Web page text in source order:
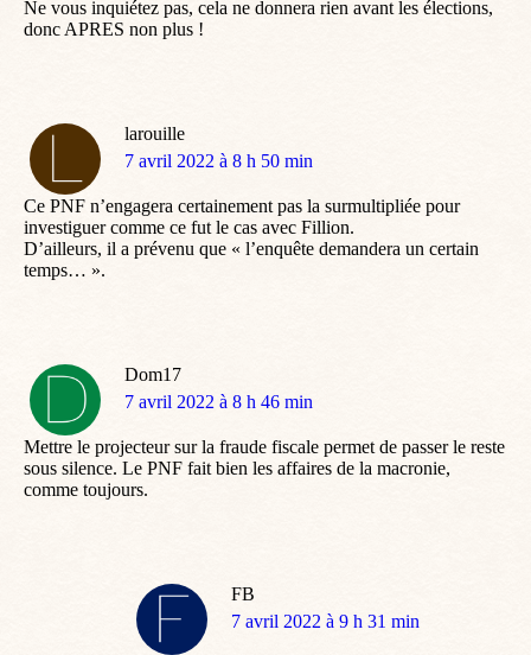
Ne vous inquiétez pas, cela ne donnera rien avant les élections,
donc APRES non plus !
larouille
dit
7 avril 2022 à 8 h 50 min
Ce PNF n’engagera certainement pas la surmultipliée pour
investiguer comme ce fut le cas avec Fillion.
D’ailleurs, il a prévenu que « l’enquête demandera un certain
temps… ».
Dom17
dit
7 avril 2022 à 8 h 46 min
Mettre le projecteur sur la fraude fiscale permet de passer le reste
sous silence. Le PNF fait bien les affaires de la macronie,
comme toujours.
FB
dit
7 avril 2022 à 9 h 31 min